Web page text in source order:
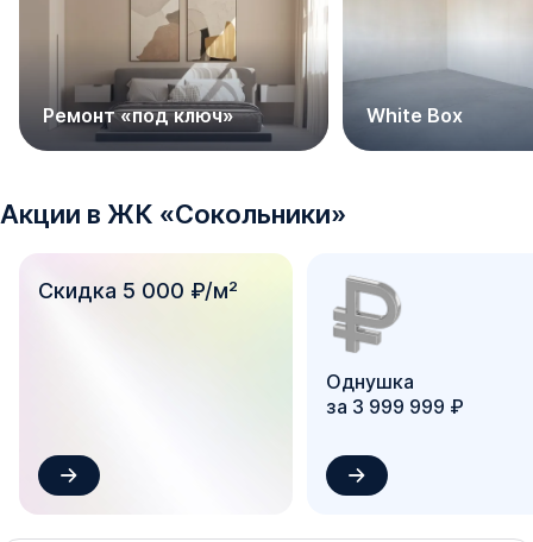
Ремонт «‎под ключ» White Box
Акции в ЖК «Сокольники»
Скидка 5 000 ₽/м²
Однушка
за 3 999 999 ₽